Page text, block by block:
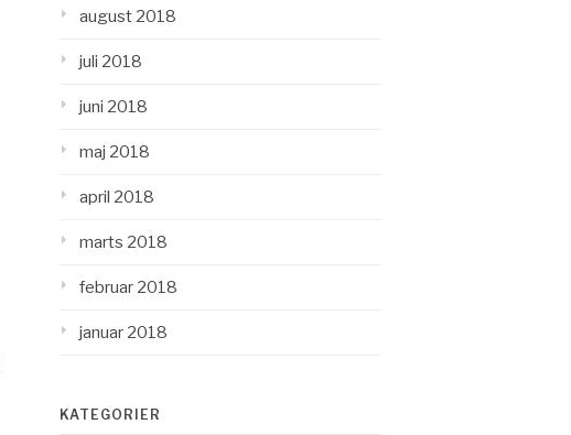
august 2018
juli 2018
juni 2018
maj 2018
april 2018
marts 2018
februar 2018
januar 2018
KATEGORIER